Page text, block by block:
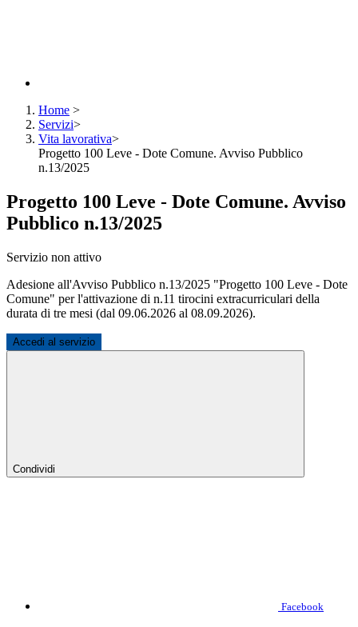
Home >
Servizi>
Vita lavorativa>
Progetto 100 Leve - Dote Comune. Avviso Pubblico
n.13/2025
Progetto 100 Leve - Dote Comune. Avviso
Pubblico n.13/2025
Servizio non attivo
Adesione all'Avviso Pubblico n.13/2025 "Progetto 100 Leve - Dote
Comune" per l'attivazione di n.11 tirocini extracurriculari della
durata di tre mesi (dal 09.06.2026 al 08.09.2026).
Accedi al servizio
Condividi
Facebook